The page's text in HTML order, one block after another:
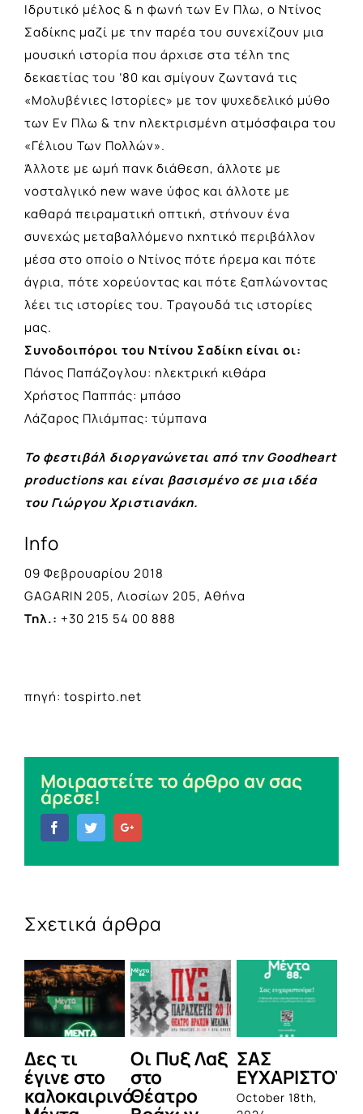
Ιδρυτικό μέλος & η φωνή των Εν Πλω, ο Ντίνος
Σαδίκης μαζί με την παρέα του συνεχίζουν μια
μουσική ιστορία που άρχισε στα τέλη της
δεκαετίας του ’80 και σμίγουν ζωντανά τις
«Μολυβένιες Ιστορίες» με τον ψυχεδελικό μύθο
των Εν Πλω & την ηλεκτρισμένη ατμόσφαιρα του
«Γέλιου Των Πολλών».
Άλλοτε με ωμή πανκ διάθεση, άλλοτε με
νοσταλγικό new wave ύφος και άλλοτε με
καθαρά πειραματική οπτική, στήνουν ένα
συνεχώς μεταβαλλόμενο ηχητικό περιβάλλον
μέσα στο οποίο ο Ντίνος πότε ήρεμα και πότε
άγρια, πότε χορεύοντας και πότε ξαπλώνοντας
λέει τις ιστορίες του. Τραγουδά τις ιστορίες
μας.
Συνοδοιπόροι του Ντίνου Σαδίκη είναι οι:
Πάνος Παπάζογλου: ηλεκτρική κιθάρα
Χρήστος Παππάς: μπάσο
Λάζαρος Πλιάμπας: τύμπανα
Το φεστιβάλ διοργανώνεται από την Goodheart
productions και είναι βασισμένο σε μια ιδέα
του Γιώργου Χριστιανάκη.
Info
09 Φεβρουαρίου 2018
GAGARIN 205, Λιοσίων 205, Αθήνα
Τηλ.: +30 215 54 00 888
πηγή: tospirto.net
Μοιραστείτε το άρθρο αν σας
άρεσε!
FacebookTwitter
Σχετικά άρθρα
Δες τι
έγινε στο
καλοκαιρινό
Οι Πυξ Λαξ
στο
Θέατρο
ΣΑΣ
October 18th,